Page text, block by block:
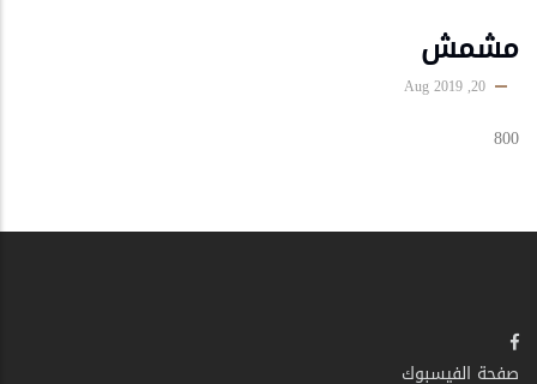
مشمش
800
صفحة الفيسبوك